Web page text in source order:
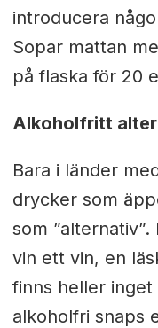
introducera
Sopar mattan
på flaska för 20
Alkoholfritt
Bara i länder
drycker som
som
vin ett vin, en
finns heller
alkoholfri snaps